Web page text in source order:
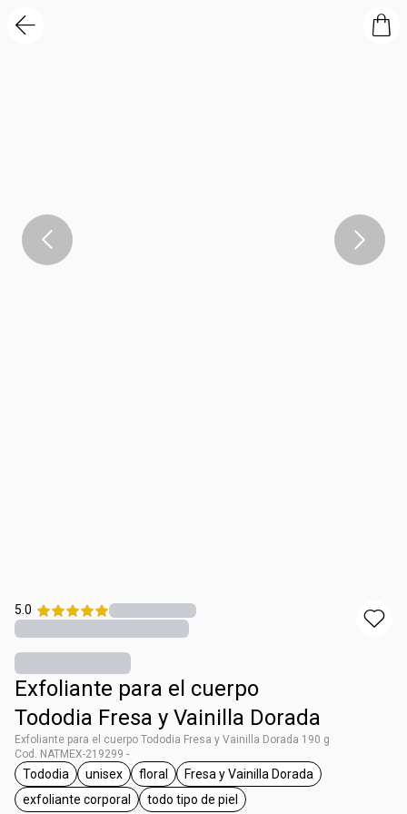
5.0
Exfoliante para el cuerpo
Tododia Fresa y Vainilla Dorada
Exfoliante para el cuerpo Tododia Fresa y Vainilla Dorada 190 g
Cod. NATMEX-219299 -
etiqueta Tododia
Tododia
etiqueta unisex
unisex
etiqueta floral
floral
etiqueta Fresa y Vainilla
Fresa y Vainilla Dorada
etiqueta exfoliante corporal
exfoliante corporal
etiqueta todo tipo de piel
todo tipo de piel